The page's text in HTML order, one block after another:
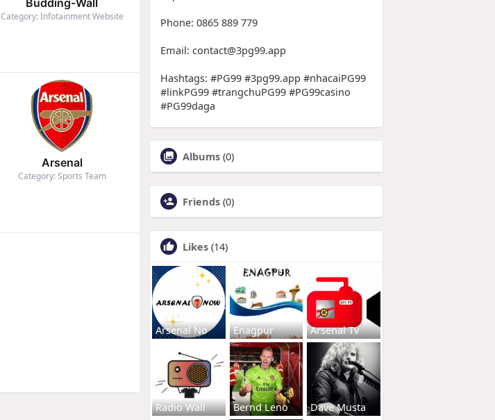
Budding-Wall
Category: Infotainment Website
Arsenal
Category: Sports Team
Phone: 0865 889 779
Email: contact@3pg99.app
Hashtags: #PG99 #3pg99.app #nhacaiPG99
#linkPG99 #trangchuPG99 #PG99casino
#PG99daga
Albums (0)
Friends (0)
Likes (14)
Arsenal No Enagpur Arsenal Tv
Radio Wall Bernd Leno Dave Musta